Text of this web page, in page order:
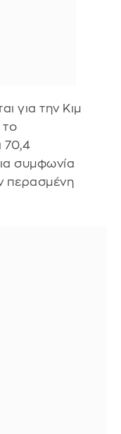
για την Κιμ
το
70,4
συμφωνία
περασμένη